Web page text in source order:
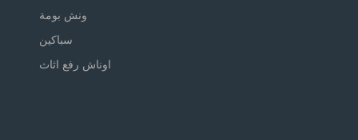
ونش بومة
سباكين
اوناش رفع اثاث